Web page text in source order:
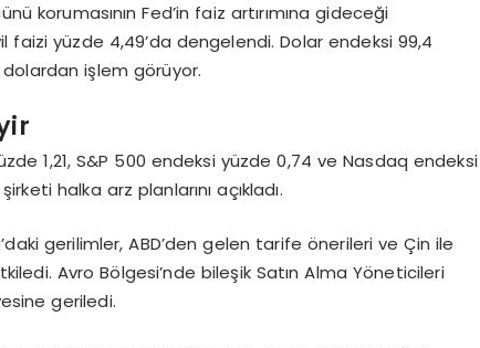
korumasının Fed’in faiz artırımına gideceği
faizi yüzde 4,49’da dengelendi. Dolar endeksi 99,4
işlem görüyor.
1,21, S&P 500 endeksi yüzde 0,74 ve Nasdaq endeksi
halka arz planlarını açıkladı.
gerilimler, ABD’den gelen tarife önerileri ve Çin ile
Avro Bölgesi’nde bileşik Satın Alma Yöneticileri
geriledi.